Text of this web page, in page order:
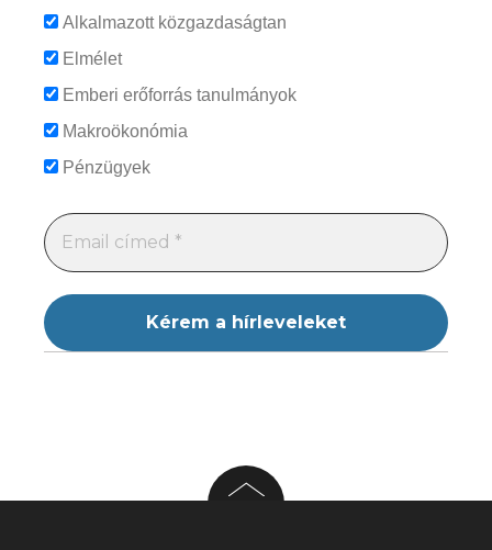
Alkalmazott közgazdaságtan
Elmélet
Emberi erőforrás tanulmányok
Makroökonómia
Pénzügyek